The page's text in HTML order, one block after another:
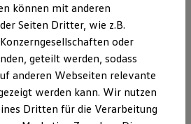
Kollektion
Drop
Entdecken Sie den
können mit anderen
Seiten Dritter, wie z.B.
oder
geteilt werden, sodass
anderen Webseiten relevante
werden kann. Wir nutzen
Dritten für die Verarbeitung